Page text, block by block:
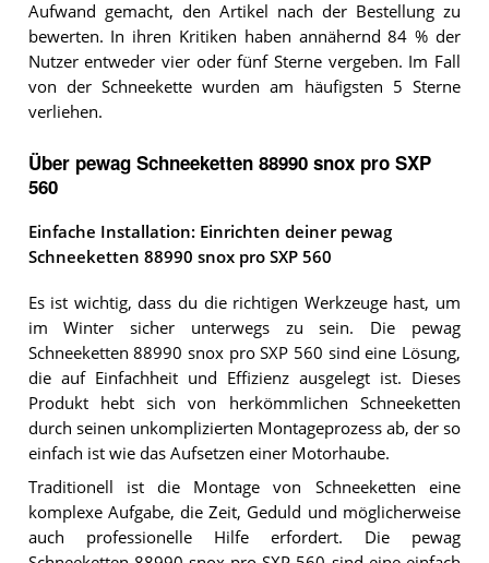
Aufwand gemacht, den Artikel nach der Bestellung zu
bewerten. In ihren Kritiken haben annähernd 84 % der
Nutzer entweder vier oder fünf Sterne vergeben. Im Fall
von der Schneekette wurden am häufigsten 5 Sterne
verliehen.
Über pewag Schneeketten 88990 snox pro SXP
560
Einfache Installation: Einrichten deiner pewag
Schneeketten 88990 snox pro SXP 560
Es ist wichtig, dass du die richtigen Werkzeuge hast, um
im Winter sicher unterwegs zu sein. Die pewag
Schneeketten 88990 snox pro SXP 560 sind eine Lösung,
die auf Einfachheit und Effizienz ausgelegt ist. Dieses
Produkt hebt sich von herkömmlichen Schneeketten
durch seinen unkomplizierten Montageprozess ab, der so
einfach ist wie das Aufsetzen einer Motorhaube.
Traditionell ist die Montage von Schneeketten eine
komplexe Aufgabe, die Zeit, Geduld und möglicherweise
auch professionelle Hilfe erfordert. Die pewag